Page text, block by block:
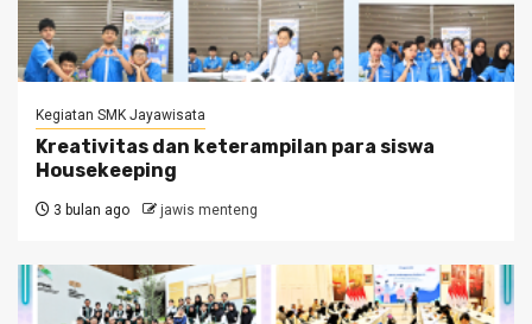
Kegiatan SMK Jayawisata
Kreativitas dan keterampilan para siswa
Housekeeping
3 bulan ago jawis menteng